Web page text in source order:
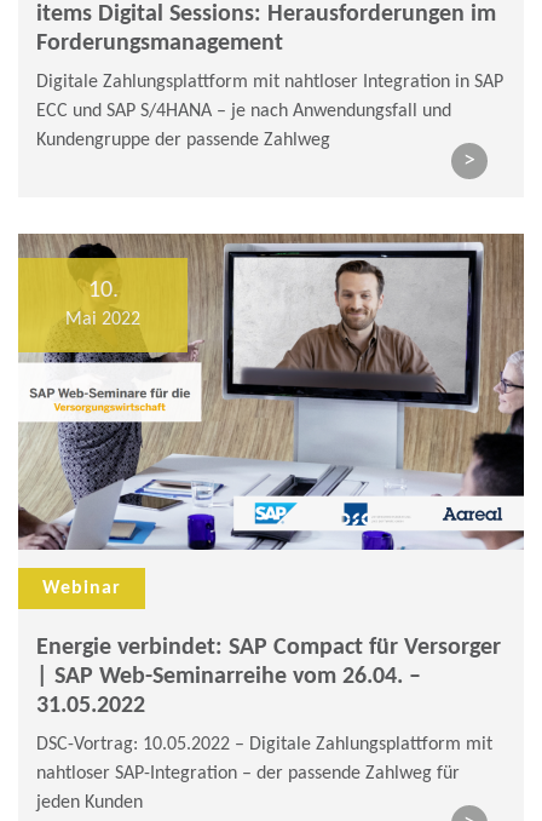
items Digital Sessions: Herausforderungen im
Forderungsmanagement
Digitale Zahlungsplattform mit nahtloser Integration in SAP
ECC und SAP S/4HANA – je nach Anwendungsfall und
Kundengruppe der passende Zahlweg
>
10.
Mai 2022
Webinar
Energie verbindet: SAP Compact für Versorger
| SAP Web-Seminarreihe vom 26.04. –
31.05.2022
DSC-Vortrag: 10.05.2022 – Digitale Zahlungsplattform mit
nahtloser SAP-Integration – der passende Zahlweg für
jeden Kunden